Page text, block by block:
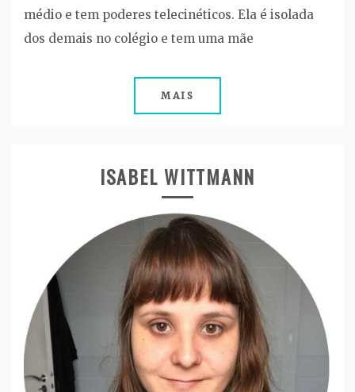
médio e tem poderes telecinéticos. Ela é isolada
dos demais no colégio e tem uma mãe
MAIS
ISABEL WITTMANN